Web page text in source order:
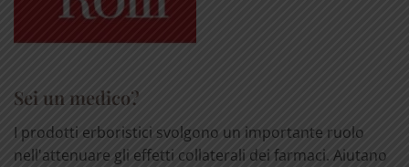
Sei un medico?
I prodotti erboristici svolgono un importante ruolo
nell'attenuare gli effetti collaterali dei farmaci. Aiutano